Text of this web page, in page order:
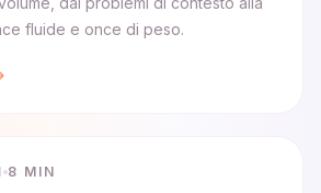
fluide e once di peso.
8 MIN